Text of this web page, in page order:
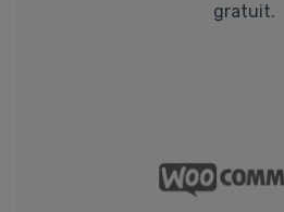
gratuit.